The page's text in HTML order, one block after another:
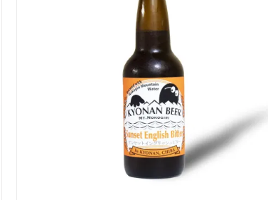
お買い物カゴに追加 QUICK VIEW